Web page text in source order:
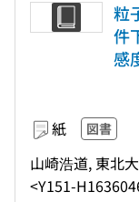
粒
件
感
紙 図書
山崎浩道, 東北
<Y151-